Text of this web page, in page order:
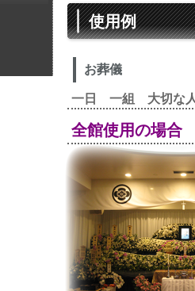
使用例
お葬儀
一日 一組 大切な
全館使用の場合